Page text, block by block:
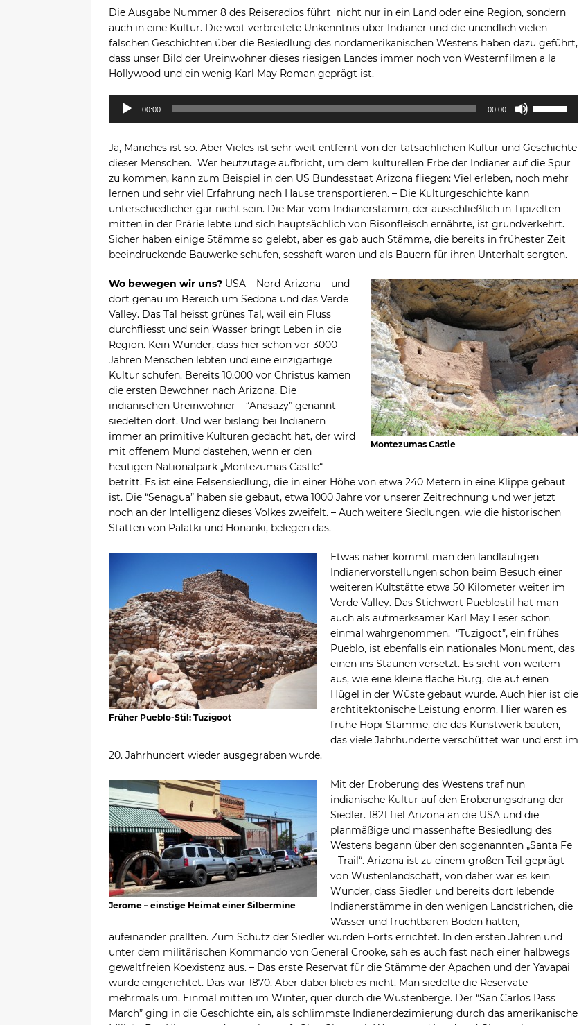
zu
regeln.
Die Ausgabe Nummer 8 des Reiseradios führt nicht nur in ein Land oder eine Region, sondern
auch in eine Kultur. Die weit verbreitete Unkenntnis über Indianer und die unendlich vielen
falschen Geschichten über die Besiedlung des nordamerikanischen Westens haben dazu geführt,
dass unser Bild der Ureinwohner dieses riesigen Landes immer noch von Westernfilmen a la
Hollywood und ein wenig Karl May Roman geprägt ist.
Audio-
Player
00:00 00:00
um
die
Lautstärke
regeln.
Ja, Manches ist so. Aber Vieles ist sehr weit entfernt von der tatsächlichen Kultur und Geschichte
dieser Menschen. Wer heutzutage aufbricht, um dem kulturellen Erbe der Indianer auf die Spur
zu kommen, kann zum Beispiel in den US Bundesstaat Arizona fliegen: Viel erleben, noch mehr
lernen und sehr viel Erfahrung nach Hause transportieren. – Die Kulturgeschichte kann
unterschiedlicher gar nicht sein. Die Mär vom Indianerstamm, der ausschließlich in Tipizelten
mitten in der Prärie lebte und sich hauptsächlich von Bisonfleisch ernährte, ist grundverkehrt.
Sicher haben einige Stämme so gelebt, aber es gab auch Stämme, die bereits in frühester Zeit
beeindruckende Bauwerke schufen, sesshaft waren und als Bauern für ihren Unterhalt sorgten.
Montezumas Castle
Wo bewegen wir uns? USA – Nord-Arizona – und
dort genau im Bereich um Sedona und das Verde
Valley. Das Tal heisst grünes Tal, weil ein Fluss
durchfliesst und sein Wasser bringt Leben in die
Region. Kein Wunder, dass hier schon vor 3000
Jahren Menschen lebten und eine einzigartige
Kultur schufen. Bereits 10.000 vor Christus kamen
die ersten Bewohner nach Arizona. Die
indianischen Ureinwohner – “Anasazy” genannt –
siedelten dort. Und wer bislang bei Indianern
immer an primitive Kulturen gedacht hat, der wird
mit offenem Mund dastehen, wenn er den
heutigen Nationalpark „Montezumas Castle“
betritt. Es ist eine Felsensiedlung, die in einer Höhe von etwa 240 Metern in eine Klippe gebaut
ist. Die “Senagua” haben sie gebaut, etwa 1000 Jahre vor unserer Zeitrechnung und wer jetzt
noch an der Intelligenz dieses Volkes zweifelt. – Auch weitere Siedlungen, wie die historischen
Stätten von Palatki und Honanki, belegen das.
Früher Pueblo-Stil: Tuzigoot
Etwas näher kommt man den landläufigen
Indianervorstellungen schon beim Besuch einer
weiteren Kultstätte etwa 50 Kilometer weiter im
Verde Valley. Das Stichwort Pueblostil hat man
auch als aufmerksamer Karl May Leser schon
einmal wahrgenommen. “Tuzigoot”, ein frühes
Pueblo, ist ebenfalls ein nationales Monument, das
einen ins Staunen versetzt. Es sieht von weitem
aus, wie eine kleine flache Burg, die auf einen
Hügel in der Wüste gebaut wurde. Auch hier ist die
archtitektonische Leistung enorm. Hier waren es
frühe Hopi-Stämme, die das Kunstwerk bauten,
das viele Jahrhunderte verschüttet war und erst im
20. Jahrhundert wieder ausgegraben wurde.
Jerome – einstige Heimat einer Silbermine
Mit der Eroberung des Westens traf nun
indianische Kultur auf den Eroberungsdrang der
Siedler. 1821 fiel Arizona an die USA und die
planmäßige und massenhafte Besiedlung des
Westens begann über den sogenannten „Santa Fe
– Trail“. Arizona ist zu einem großen Teil geprägt
von Wüstenlandschaft, von daher war es kein
Wunder, dass Siedler und bereits dort lebende
Indianerstämme in den wenigen Landstrichen, die
Wasser und fruchtbaren Boden hatten,
aufeinander prallten. Zum Schutz der Siedler wurden Forts errichtet. In den ersten Jahren und
unter dem militärischen Kommando von General Crooke, sah es auch fast nach einer halbwegs
gewaltfreien Koexistenz aus. – Das erste Reservat für die Stämme der Apachen und der Yavapai
wurde eingerichtet. Das war 1870. Aber dabei blieb es nicht. Man siedelte die Reservate
mehrmals um. Einmal mitten im Winter, quer durch die Wüstenberge. Der “San Carlos Pass
March” ging in die Geschichte ein, als schlimmste Indianerdezimierung durch das amerikanische